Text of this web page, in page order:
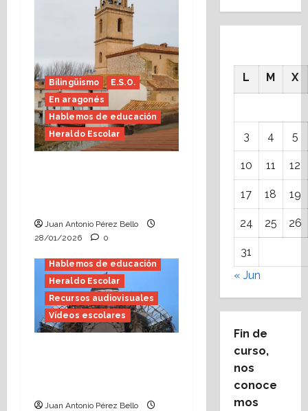
Bilingüismo
E.S.O.
En aragonés
Hablemos de educación
Heraldo Escolar
Juan Antonio Pérez Bello
28/01/2026
0
Educación Infantil
Hablemos de educación
Heraldo Escolar
Recursos audiovisuales
Vídeos escolares
Juan Antonio Pérez Bello
L M X
3 4 5
10 11 12
17 18 19
24 25 26
31
« Jun
Fin de
curso,
nos
conoce
mos